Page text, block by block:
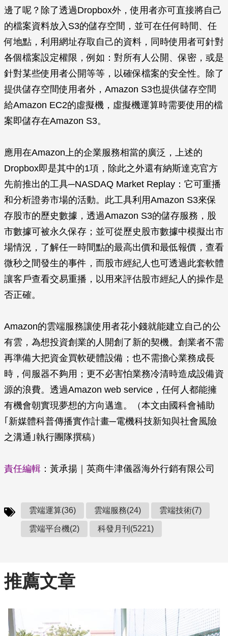
邊了呢？除了透過Dropbox外，使用者亦可直接將自己
的檔案資料放入S3的儲存空間，並可在任何時間、任
何地點，利用網址存取自己的資料，同時使用者可針對
各個檔案設定權限，例如：對所有人公開、保密，或是
針對某些使用者公開等等，以確保檔案的安全性。除了
提供儲存空間使用者外，Amazon S3也提供儲存空間
給Amazon EC2的虛擬機，虛擬機運算時需要使用的檔
案即儲存在Amazon S3。
應用在Amazon上的企業服務相當的廣泛，上述的
Dropbox即是其中的1項，除此之外還有納斯達克官方
先前推出的工具─NASDAQ Market Replay：它可重播
和分析證劵市場的活動。此工具利用Amazon S3來保
存股市的歷史數據，透過Amazon S3的儲存服務，股
市數據可被永久保存；並可從歷史股市數據中模擬出市
場情況，了解任一時間點的最高出價和最低報價，查看
微秒之間發生的事件，而股市經紀人也可透過此套軟體
讓客戶查看交易重播，以用來評估股市經紀人的操作是
否正確。
Amazon的雲端服務讓使用者花小錢就能建立自己的公
有雲，為想投資創業的人開創了新的契機。創業者不需
再準備大把資金買軟硬體設備；也不需擔心業務成長
時，伺服器不夠用；更不必害怕業務冷清時造成設備資
源的浪費。透過Amazon web service，任何人都能擁
有機會朝實現夢想的方向邁進。（本文由國科會補助
｢新媒體科普傳播實作計畫─電機科技新知與社會風險
之溝通｣執行團隊撰稿）
責任編輯 ：黃承揚｜英商牛津儀器海外行銷有限公司
雲端運算(36) 雲端服務(24) 雲端技術(7)
雲端平台機(2) 科發月刊(5221)
推薦文章